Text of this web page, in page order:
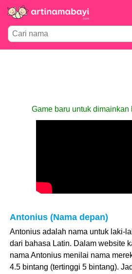
Game baru untuk dimainkan
Antonius (Nama depan)
Antonius adalah nama untuk laki-
dari bahasa Latin. Dalam website
nama Antonius menilai nama
4.5 bintang (tertinggi 5 bintang).